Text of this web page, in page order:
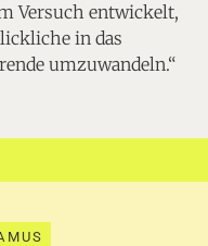
Versuch entwickelt,
in das
umzuwandeln.“